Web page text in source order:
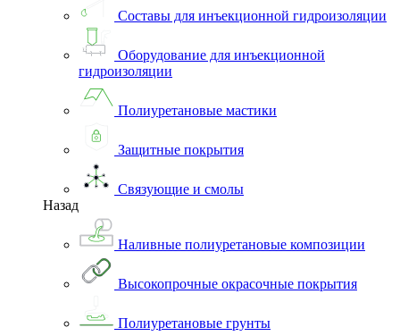
Составы для инъекционной гидроизоляции
Оборудование для инъекционной
гидроизоляции
Полиуретановые мастики
Защитные покрытия
Связующие и смолы
Назад
Наливные полиуретановые композиции
Высокопрочные окрасочные покрытия
Полиуретановые грунты